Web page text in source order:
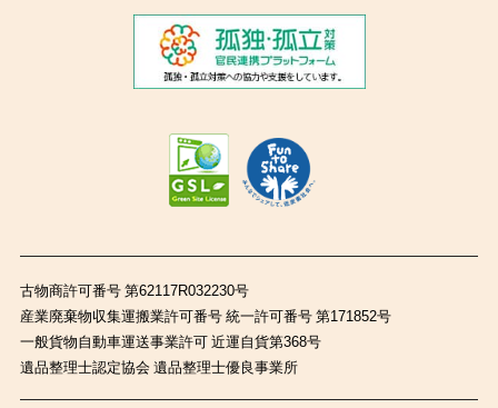
古物商許可番号 第62117R032230号
産業廃棄物収集運搬業許可番号 統一許可番号 第171852号
一般貨物自動車運送事業許可 近運自貨第368号
遺品整理士認定協会 遺品整理士優良事業所